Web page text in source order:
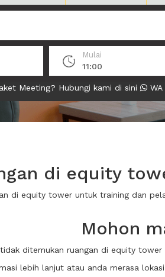
Mulai
11:00
Meeting? Hubungi kami di sini WA
di equity
di equity tower untuk training dan
Mohon
tidak ditemukan ruangan di equity tower
lebih lanjut atau anda merasa